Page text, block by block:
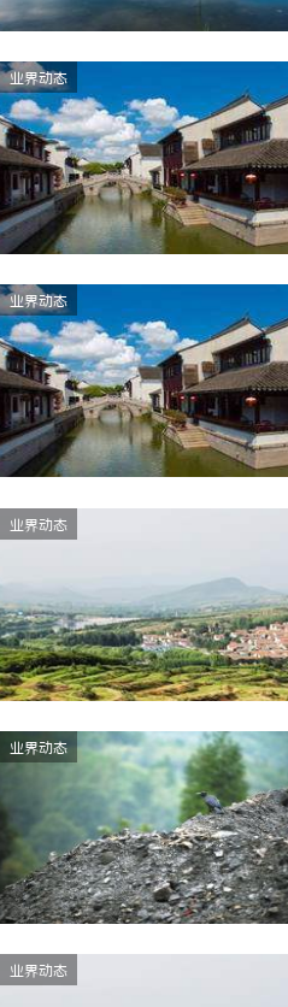
业界动态
业界动态
业界动态
业界动态
业界动态